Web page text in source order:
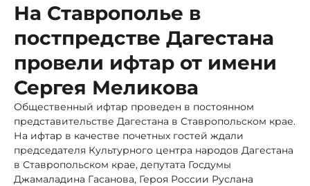
На Ставрополье в
постпредстве Дагестана
провели ифтар от имени
Сергея Меликова
Общественный ифтар проведен в постоянном
представительстве Дагестана в Ставропольском крае.
На ифтар в качестве почетных гостей ждали
председателя Культурного центра народов Дагестана
в Ставропольском крае, депутата Госдумы
Джамаладина Гасанова, Героя России Руслана